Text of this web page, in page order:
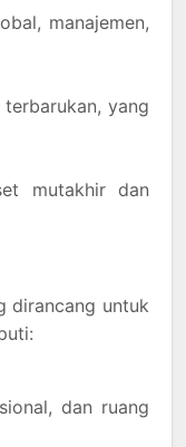
manajemen,
yang
mutakhir dan
dirancang untuk
dan ruang